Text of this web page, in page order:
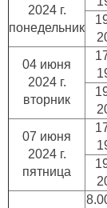
2024 г.
понедельник
04 июня
2024 г.
вторник
07 июня
2024 г.
пятница